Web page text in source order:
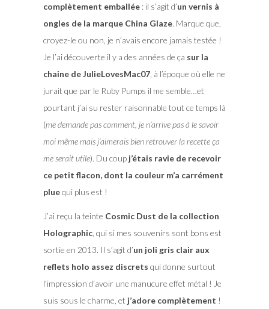
complètement emballée: il s’agit d’un vernis à
ongles de la marque China Glaze. Marque que,
croyez-le ou non, je n’avais encore jamais testée !
Je l’ai découverte il y a des années de ça sur la
chaine de JulieLovesMac07, à l’époque où elle ne
jurait que par le Ruby Pumps il me semble…et
pourtant j’ai su rester raisonnable tout ce temps là
(me demande pas comment, je n’arrive pas à le savoir
moi même mais j’aimerais bien retrouver la recette ça
me serait utile). Du coup j’étais ravie de recevoir
ce petit flacon, dont la couleur m’a carrément
pluequi plus est !
J’ai reçu la teinte Cosmic Dust de la collection
Holographic, qui si mes souvenirs sont bons est
sortie en 2013. Il s’agit d’un joli gris clair aux
reflets holo assez discrets qui donne surtout
l’impression d’avoir une manucure effet métal ! Je
suis sous le charme, et j’adore complètement !